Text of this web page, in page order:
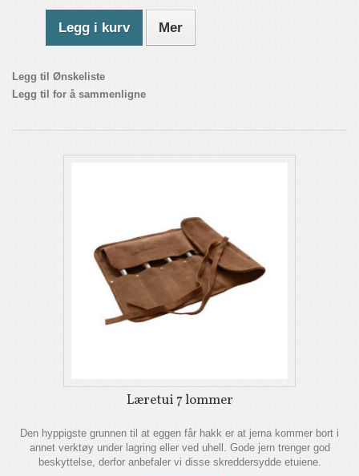
Legg i kurv Mer
Legg til Ønskeliste
Legg til for å sammenligne
Læretui 7 lommer
Den hyppigste grunnen til at eggen får hakk er at jerna kommer bort i
annet verktøy under lagring eller ved uhell. Gode jern trenger god
beskyttelse, derfor anbefaler vi disse skreddersydde etuiene.